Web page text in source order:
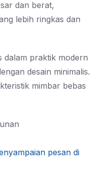
dan berat,
lebih ringkas dan
dalam praktik modern
desain minimalis.
mimbar bebas
pesan di